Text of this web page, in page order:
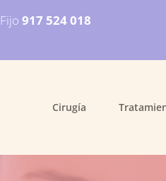
Fijo 917 524 018
Cirugía